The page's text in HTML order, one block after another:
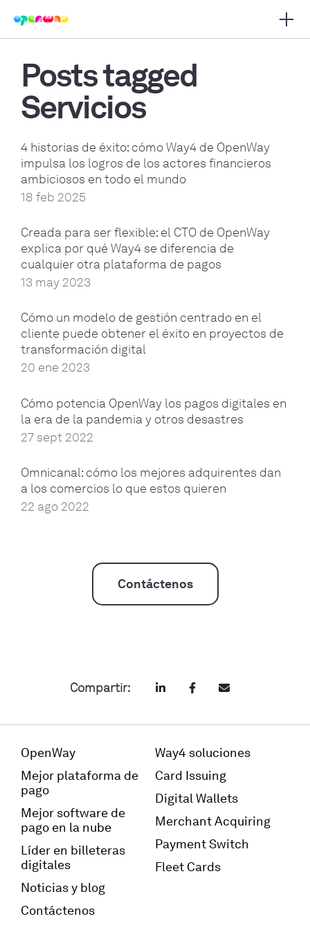
navegación principal
Posts tagged
Servicios
4 historias de éxito: cómo Way4 de OpenWay
impulsa los logros de los actores financieros
ambiciosos en todo el mundo
18 feb 2025
Creada para ser flexible: el CTO de OpenWay
explica por qué Way4 se diferencia de
cualquier otra plataforma de pagos
13 may 2023
Cómo un modelo de gestión centrado en el
cliente puede obtener el éxito en proyectos de
transformación digital
20 ene 2023
Cómo potencia OpenWay los pagos digitales en
la era de la pandemia y otros desastres
27 sept 2022
Omnicanal: cómo los mejores adquirentes dan
a los comercios lo que estos quieren
22 ago 2022
Contáctenos
Compartir:
OpenWay
Mejor plataforma de
pago
Mejor software de
pago en la nube
Líder en billeteras
digitales
Noticias y blog
Contáctenos
Way4 soluciones
Card Issuing
Digital Wallets
Merchant Acquiring
Payment Switch
Fleet Cards